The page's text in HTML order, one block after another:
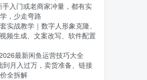
入门或老商家冲量，都有实
，少走弯路
实战教学｜数字人形象克隆、
频生成、文案改写、软件配置
最新闲鱼运营技巧大全
到月入过万，卖货准备、链接
全拆解